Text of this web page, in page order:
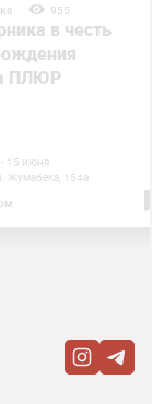
955
в честь
ПЛЮР
15 июня
Жумабека, 154а